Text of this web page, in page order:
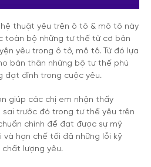
thuật yêu trên ô tô & mô tô này
toàn bộ những tư thế từ cơ bản
yêu trong ô tô, mô tô. Từ đó lựa
bản thân những bộ tư thế phù
đạt đỉnh trong cuộc yêu.
giúp các chị em nhận thấy
sai trước đó trong tư thế yêu trên
chỉnh để đạt được sự mỹ
và hạn chế tối đã những lỗi kỹ
lượng yêu.